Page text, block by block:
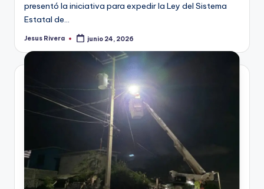
presentó la iniciativa para expedir la Ley del Sistema
Estatal de…
Publicado
Jesus Rivera junio 24, 2026